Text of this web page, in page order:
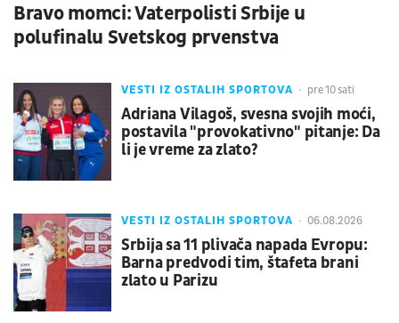
Bravo momci: Vaterpolisti Srbije u
polufinalu Svetskog prvenstva
VESTI IZ OSTALIH SPORTOVA pre 10 sati
Adriana Vilagoš, svesna svojih moći,
postavila "provokativno" pitanje: Da
li je vreme za zlato?
VESTI IZ OSTALIH SPORTOVA 06.08.2026
Srbija sa 11 plivača napada Evropu:
Barna predvodi tim, štafeta brani
zlato u Parizu